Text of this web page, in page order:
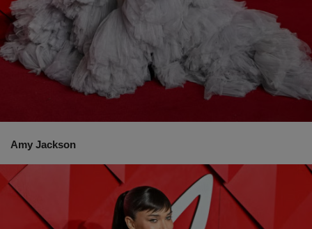
Amy Jackson